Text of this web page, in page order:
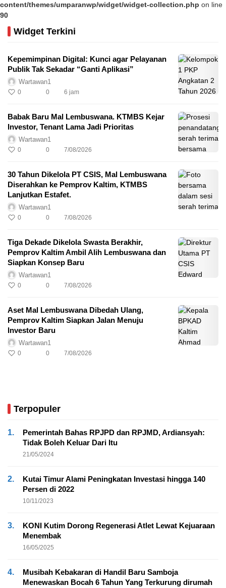
content/themes/umparanwp/widget/widget-collection.php on line
90
Widget Terkini
Kepemimpinan Digital: Kunci agar Pelayanan
Publik Tak Sekadar “Ganti Aplikasi”
Wartawan1
0 0 6 jam
Babak Baru Mal Lembuswana. KTMBS Kejar
Investor, Tenant Lama Jadi Prioritas
Wartawan1
0 0 7/08/2026
30 Tahun Dikelola PT CSIS, Mal Lembuswana
Diserahkan ke Pemprov Kaltim, KTMBS
Lanjutkan Estafet.
Wartawan1
0 0 7/08/2026
Tiga Dekade Dikelola Swasta Berakhir,
Pemprov Kaltim Ambil Alih Lembuswana dan
Siapkan Konsep Baru
Wartawan1
0 0 7/08/2026
Aset Mal Lembuswana Dibedah Ulang,
Pemprov Kaltim Siapkan Jalan Menuju
Investor Baru
Wartawan1
0 0 7/08/2026
Terpopuler
1.
Pemerintah Bahas RPJPD dan RPJMD, Ardiansyah:
Tidak Boleh Keluar Dari Itu
21/05/2024
2.
Kutai Timur Alami Peningkatan Investasi hingga 140
Persen di 2022
10/11/2023
3.
KONI Kutim Dorong Regenerasi Atlet Lewat Kejuaraan
Menembak
16/05/2025
4.
Musibah Kebakaran di Handil Baru Samboja
Menewaskan Bocah 6 Tahun Yang Terkurung dirumah